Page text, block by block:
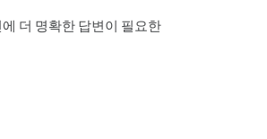
더 명확한 답변이 필요한